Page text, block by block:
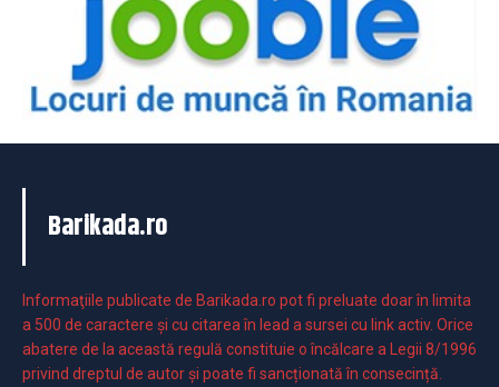
Barikada.ro
Informaţiile publicate de Barikada.ro pot fi preluate doar în limita
a 500 de caractere şi cu citarea în lead a sursei cu link activ. Orice
abatere de la această regulă constituie o încălcare a Legii 8/1996
privind dreptul de autor și poate fi sancționată în consecință.